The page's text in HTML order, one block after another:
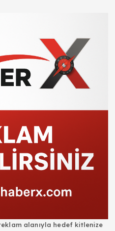
alanıyla hedef kitlenize